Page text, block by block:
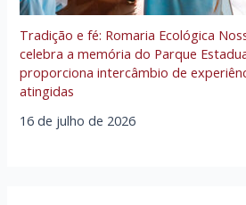
Tradição e fé: Romaria Ecológica
celebra a memória do Parque
proporciona intercâmbio de
atingidas
16 de julho de 2026